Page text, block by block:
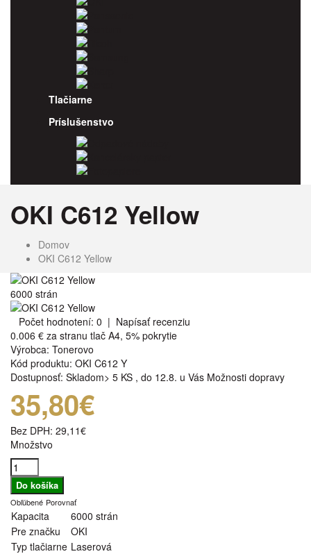
Tlačiarne
Príslušenstvo
OKI C612 Yellow
Domov
OKI C612 Yellow
6000 strán
Počet hodnotení: 0 | Napísať recenziu
0.006 € za stranu tlač A4, 5% pokrytie
Výrobca: Tonerovo
Kód produktu: OKI C612 Y
Dostupnosť: Skladom> 5 KS , do 12.8. u Vás Možnosti dopravy
35,80€
Bez DPH: 29,11€
Množstvo
Obľúbené Porovnať
Kapacita
6000 strán
Pre značku
OKI
Typ tlačiarne Laserová